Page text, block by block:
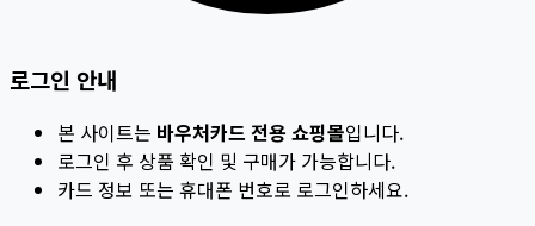
로그인 안내
본 사이트는 바우처카드 전용 쇼핑몰입니다.
로그인 후 상품 확인 및 구매가 가능합니다.
카드 정보 또는 휴대폰 번호로 로그인하세요.